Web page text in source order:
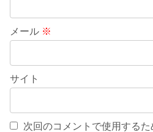
メール ※
サイト
次回のコメントで使用する